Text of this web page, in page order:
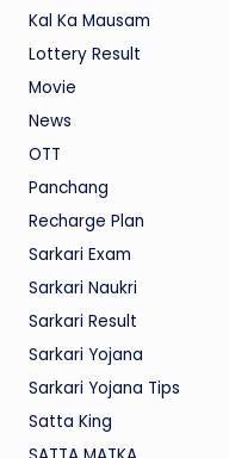
Kal Ka Mausam
Lottery Result
Movie
News
OTT
Panchang
Recharge Plan
Sarkari Exam
Sarkari Naukri
Sarkari Result
Sarkari Yojana
Sarkari Yojana Tips
Satta King